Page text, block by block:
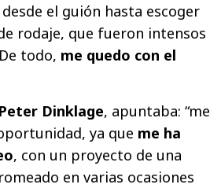
el guión hasta escoger
rodaje, que fueron intensos
todo, me quedo con el
Peter Dinklage, apuntaba: “me
ya que me ha
, con un proyecto de una
en varias ocasiones